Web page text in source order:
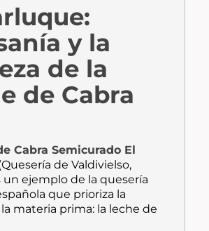
y la
de la
de Cabra
Cabra Semicurado El
de Valdivielso,
un ejemplo de la quesería
que prioriza la
materia prima: la leche de